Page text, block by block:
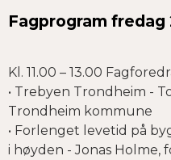
Fagprogram fredag
Kl. 11.00 – 13.00
• Trebyen Trondheim -
Trondheim kommune
• Forlenget levetid på
i høyden - Jonas Holme,